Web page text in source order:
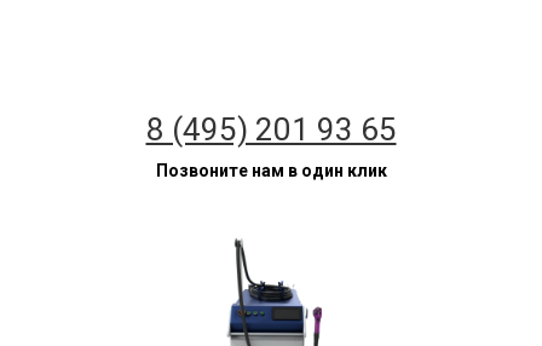
8 (495) 201 93 65
Позвоните нам в один клик